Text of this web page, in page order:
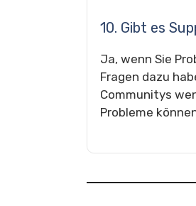
10. Gibt es
Ja, wenn Sie
Fragen dazu
Communitys
Probleme